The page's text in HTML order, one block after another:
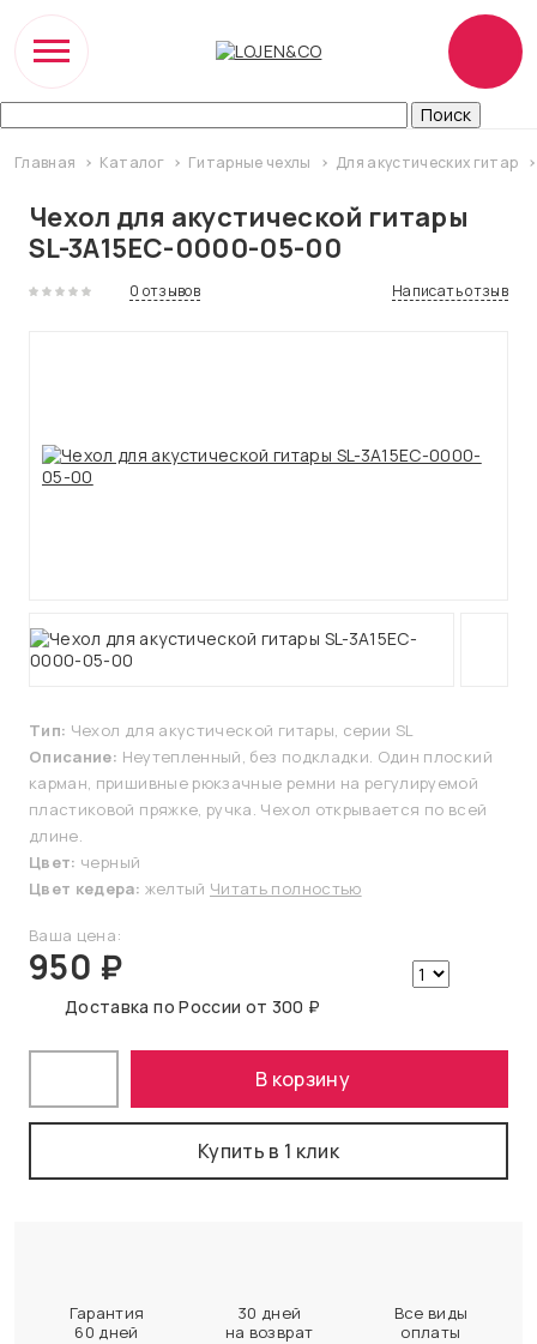
Главная Каталог Гитарные чехлы Для акустических гитар
Чехол для акустической гитары
SL-3A15EC-0000-05-00
0 отзывов Написать отзыв
Тип: Чехол для акустической гитары, серии SL
Описание: Неутепленный, без подкладки. Один плоский
карман, пришивные рюкзачные ремни на регулируемой
пластиковой пряжке, ручка. Чехол открывается по всей
длине.
Цвет: черный
Цвет кедера: желтый Читать полностью
Ваша цена:
950 ₽
Доставка по России от 300 ₽
В корзину
Купить в 1 клик
Гарантия
60 дней
30 дней
на возврат
Все виды
оплаты